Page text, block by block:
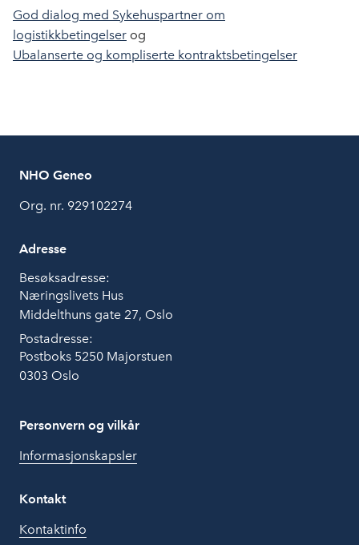
God dialog med Sykehuspartner om
logistikkbetingelser og
Ubalanserte og kompliserte kontraktsbetingelser
NHO Geneo
Org. nr. 929102274
Adresse
Besøksadresse:
Næringslivets Hus
Middelthuns gate 27, Oslo
Postadresse:
Postboks 5250 Majorstuen
0303 Oslo
Personvern og vilkår
Informasjonskapsler
Kontakt
Kontaktinfo